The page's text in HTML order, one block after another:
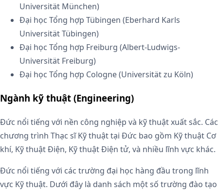
Universität München)
Đại học Tổng hợp Tübingen (Eberhard Karls
Universität Tübingen)
Đại học Tổng hợp Freiburg (Albert-Ludwigs-
Universität Freiburg)
Đại học Tổng hợp Cologne (Universität zu Köln)
Ngành kỹ thuật (Engineering)
Đức nổi tiếng với nền công nghiệp và kỹ thuật xuất sắc. Các
chương trình Thạc sĩ Kỹ thuật tại Đức bao gồm Kỹ thuật Cơ
khí, Kỹ thuật Điện, Kỹ thuật Điện tử, và nhiều lĩnh vực khác.
Đức nổi tiếng với các trường đại học hàng đầu trong lĩnh
vực Kỹ thuật. Dưới đây là danh sách một số trường đào tạo